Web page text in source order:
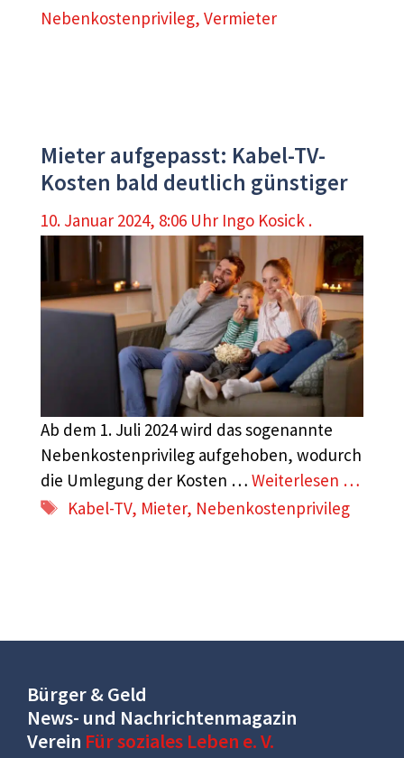
Nebenkostenprivileg, Vermieter
Mieter aufgepasst: Kabel-TV-
Kosten bald deutlich günstiger
10. Januar 2024, 8:06 Uhr Ingo Kosick .
Ab dem 1. Juli 2024 wird das sogenannte
Nebenkostenprivileg aufgehoben, wodurch
die Umlegung der Kosten … Weiterlesen …
Schlagwörter
Kabel-TV, Mieter, Nebenkostenprivileg
Bürger & Geld
News- und Nachrichtenmagazin
Verein Für soziales Leben e. V.